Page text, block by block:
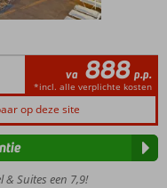
va 888 p.p.
*incl. alle verplichte kosten
op deze site
& Suites een 7,9!